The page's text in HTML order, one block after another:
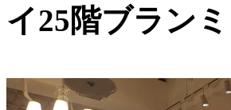
イ25階ブラン